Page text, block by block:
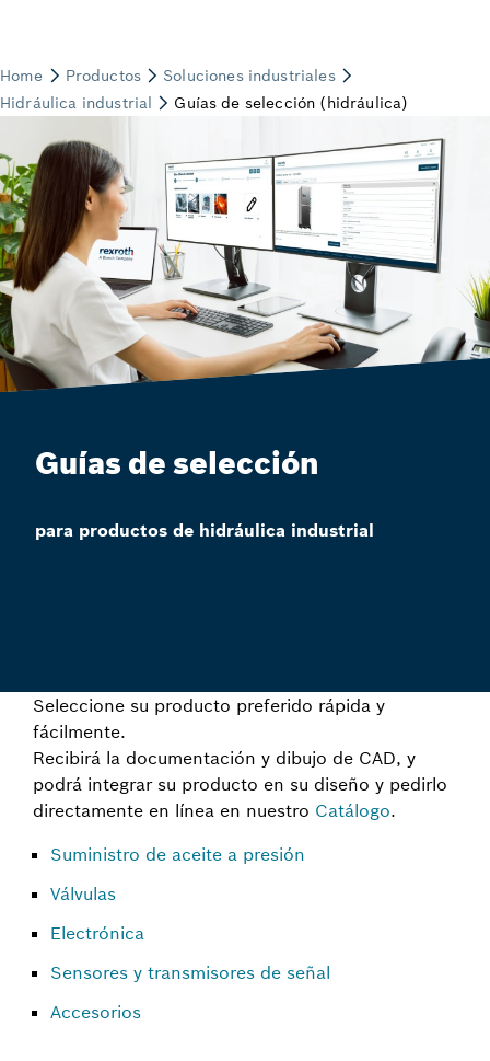
Guías de selección
para productos de hidráulica industrial
Seleccione su producto preferido rápida y
fácilmente.
Recibirá la documentación y dibujo de CAD, y
podrá integrar su producto en su diseño y pedirlo
directamente en línea en nuestro Catálogo.
Suministro de aceite a presión
Válvulas
Electrónica
Sensores y transmisores de señal
Accesorios